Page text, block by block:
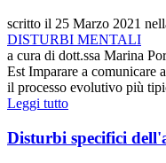
scritto il 25 Marzo 2021
DISTURBI MENTALI
a cura di dott.ssa Marina
Est Imparare a comunicare
il processo evolutivo più
Leggi tutto
Disturbi specifici